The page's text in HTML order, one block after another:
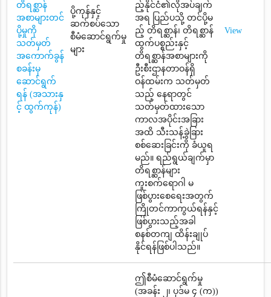
တိရစ္ဆာန်
အစာများတင်
ပို့မှုကို
သတ်မှတ်
အကောက်ခွန်
စခန်းမှ
ဆောင်ရွက်
ရန် (အသားနှ
င့် ထွက်ကုန်)
ပို့ကုန်နှင့်
ဆက်စပ်သော
စီမံဆောင်ရွက်မှု
များ
ည့်နိုင်ငံ၏လိုအပ်ချက်
အရ ပြည်ပသို့ တင်ပို့မ
ည့် တိရစ္ဆာန်၊ တိရစ္ဆာန်
ထွက်ပစ္စည်းနှင့်
တိရစ္ဆာန်အစာများကို
ဦးစီးဌာနတာဝန်ရှိ
ဝန်ထမ်းက သတ်မှတ်
သည့် နေရာတွင်
သတ်မှတ်ထားသော
ကာလအပိုင်းအခြား
အထိ သီးသန့်ခွဲခြား
စစ်ဆေးခြင်းကို ခံယူရ
မည်။ ရည်ရွယ်ချက်မှာ
တိရစ္ဆာန်များ
ကူးစက်ရောဂါ မ
ဖြစ်ပွားစေရေးအတွက်
ကြိုတင်ကာကွယ်ရန်နှင့်
ဖြစ်ပွားသည့်အခါ
စနစ်တကျ ထိန်းချုပ်
နိုင်ရန်ဖြစ်ပါသည်။
View
ဤစီမံဆောင်ရွက်မှု
(အခန်း ၂၊ ပုဒ်မ ၄ (က))